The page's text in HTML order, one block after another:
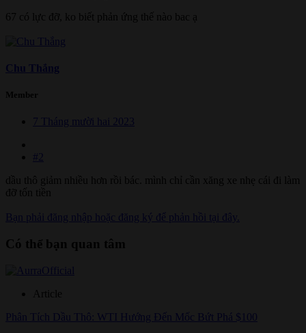
67 có lực đỡ, ko biết phản ứng thế nào bac ạ
Chu Thắng
Member
7 Tháng mười hai 2023
#2
dầu thô giảm nhiều hơn rồi bác. mình chỉ cần xăng xe nhẹ cái đi làm
đỡ tốn tiền
Bạn phải đăng nhập hoặc đăng ký để phản hồi tại đây.
Có thể bạn quan tâm
Article
Phân Tích Dầu Thô: WTI Hướng Đến Mốc Bứt Phá $100